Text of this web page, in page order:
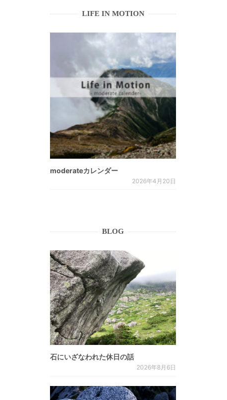
LIFE IN MOTION
moderateカレンダー
2026年4月20日
BLOG
石にいざなわれた休日の話
2026年8月6日